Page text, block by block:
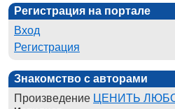
Регистрация на портале
Вход
Регистрация
Знакомство с авторами
Произведение ЦЕНИТЬ